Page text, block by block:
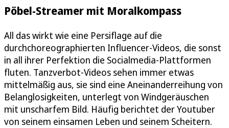
Pöbel-Streamer mit Moralkompass
All das wirkt wie eine Persiflage auf die
durchchoreographierten Influencer-Videos, die sonst
in all ihrer Perfektion die Socialmedia-Plattformen
fluten. Tanzverbot-Videos sehen immer etwas
mittelmäßig aus, sie sind eine Aneinanderreihung von
Belanglosigkeiten, unterlegt von Windgeräuschen
mit unscharfem Bild. Häufig berichtet der Youtuber
von seinem einsamen Leben und seinem Scheitern.